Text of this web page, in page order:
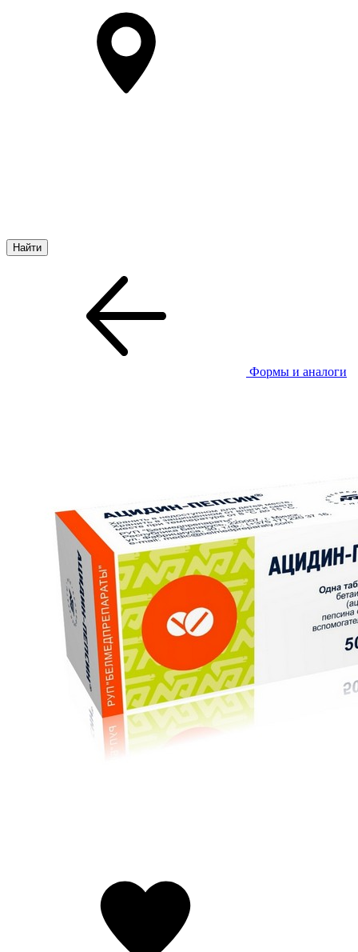
Формы и аналоги